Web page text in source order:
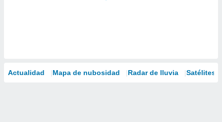
Actualidad Mapa de nubosidad Radar de lluvia Satélites